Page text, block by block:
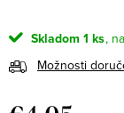
Skladom 1 ks
Možnosti